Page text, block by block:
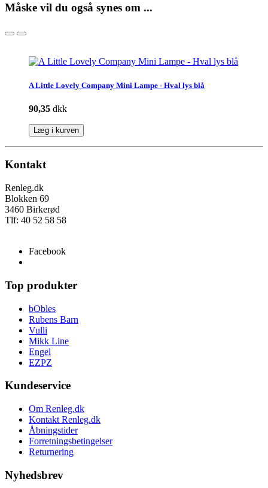
Måske vil du også synes om ...
A Little Lovely Company Mini Lampe - Hval lys blå
90,35 dkk
Læg i kurven
Kontakt
Renleg.dk
Blokken 69
3460 Birkerød
Tlf: 40 52 58 58
Facebook
Top produkter
bObles
Rubens Barn
Vulli
Mikk Line
Engel
EZPZ
Kundeservice
Om Renleg.dk
Kontakt Renleg.dk
Åbningstider
Forretningsbetingelser
Returnering
Nyhedsbrev